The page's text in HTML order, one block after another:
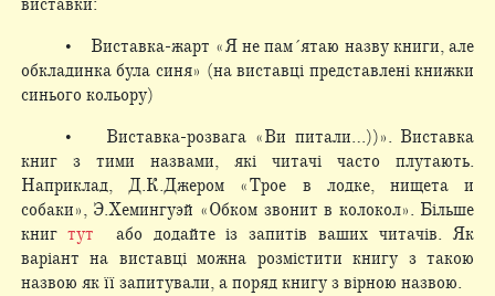
виставки:
• Виставка-жарт «Я не пам´ятаю назву книги, але
обкладинка була синя» (на виставці представлені книжки
синього кольору)
• Виставка-розвага «Ви питали…))». Виставка
книг з тими назвами, які читачі часто плутають.
Наприклад, Д.К.Джером «Трое в лодке, нищета и
собаки», Э.Хемингуэй «Обком звонит в колокол». Більше
книгтут або додайте із запитів ваших читачів. Як
варіант на виставці можна розмістити книгу з такою
назвою як її запитували, а поряд книгу з вірною назвою.